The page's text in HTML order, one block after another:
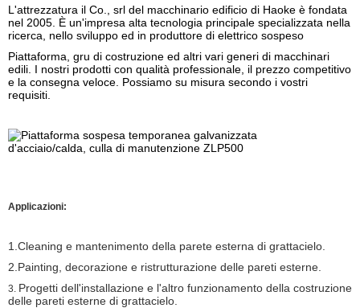
L'attrezzatura il Co., srl del macchinario edificio di Haoke è fondata
nel 2005. È un'impresa alta tecnologia principale specializzata nella
ricerca, nello sviluppo ed in produttore di elettrico sospeso
Piattaforma, gru di costruzione ed altri vari generi di macchinari
edili. I nostri prodotti con qualità professionale, il prezzo competitivo
e la consegna veloce. Possiamo su misura secondo i vostri
requisiti.
Applicazioni:
1.Cleaning e mantenimento della parete esterna di grattacielo.
2.Painting, decorazione e ristrutturazione delle pareti esterne.
3. Progetti dell'installazione e l'altro funzionamento della costruzione
delle pareti esterne di grattacielo.